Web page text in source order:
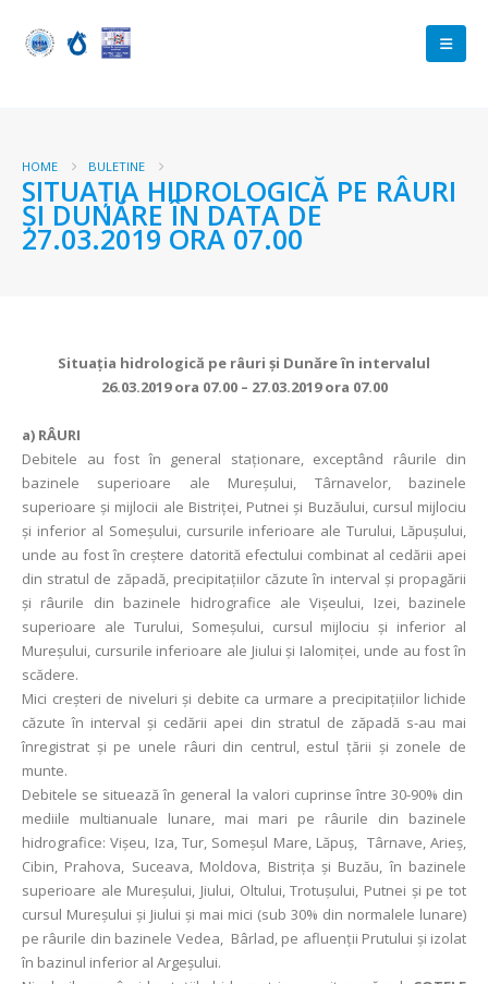
HOME BULETINE
SITUAŢIA HIDROLOGICĂ PE RÂURI
ŞI DUNĂRE ÎN DATA DE
27.03.2019 ORA 07.00
Situaţia hidrologică pe râuri şi Dunăre în intervalul
26.03.2019 ora 07.00 – 27.03.2019 ora 07.00
a) RÂURI
Debitele au fost în general staționare, exceptând râurile din
bazinele superioare ale Mureșului, Târnavelor, bazinele
superioare și mijlocii ale Bistriței, Putnei și Buzăului, cursul mijlociu
și inferior al Someșului, cursurile inferioare ale Turului, Lăpușului,
unde au fost în creştere datorită efectului combinat al cedării apei
din stratul de zăpadă, precipitaţiilor căzute în interval și propagării
și râurile din bazinele hidrografice ale Vișeului, Izei, bazinele
superioare ale Turului, Someșului, cursul mijlociu și inferior al
Mureșului, cursurile inferioare ale Jiului și Ialomiței, unde au fost în
scădere.
Mici creșteri de niveluri și debite ca urmare a precipitațiilor lichide
căzute în interval și cedării apei din stratul de zăpadă s-au mai
înregistrat și pe unele râuri din centrul, estul țării și zonele de
munte.
Debitele se situează în general la valori cuprinse între 30-90% din
mediile multianuale lunare, mai mari pe râurile din bazinele
hidrografice: Vişeu, Iza, Tur, Someșul Mare, Lăpuş, Târnave, Arieș,
Cibin, Prahova, Suceava, Moldova, Bistrița și Buzău, în bazinele
superioare ale Mureșului, Jiului, Oltului, Trotușului, Putnei şi pe tot
cursul Mureșului și Jiului și mai mici (sub 30% din normalele lunare)
pe râurile din bazinele Vedea, Bârlad, pe afluenții Prutului și izolat
în bazinul inferior al Argeșului.